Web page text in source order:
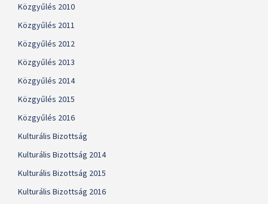
Közgyűlés 2010
Közgyűlés 2011
Közgyűlés 2012
Közgyűlés 2013
Közgyűlés 2014
Közgyűlés 2015
Közgyűlés 2016
Kulturális Bizottság
Kulturális Bizottság 2014
Kulturális Bizottság 2015
Kulturális Bizottság 2016